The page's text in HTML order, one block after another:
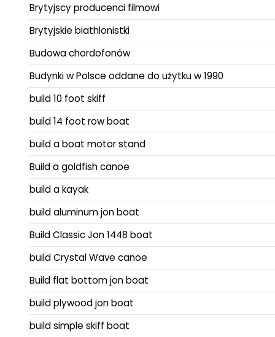
Brytyjscy producenci filmowi
Brytyjskie biathlonistki
Budowa chordofonów
Budynki w Polsce oddane do użytku w 1990
build 10 foot skiff
build 14 foot row boat
build a boat motor stand
Build a goldfish canoe
build a kayak
build aluminum jon boat
Build Classic Jon 1448 boat
build Crystal Wave canoe
Build flat bottom jon boat
build plywood jon boat
build simple skiff boat